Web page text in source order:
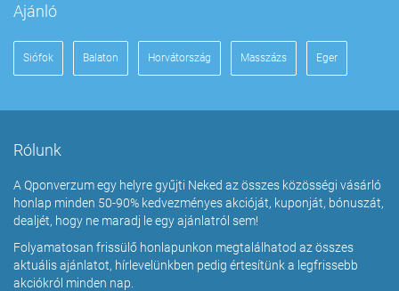
Ajánló
Siófok Balaton Horvátország Masszázs Eger
Rólunk
A Qponverzum egy helyre gyűjti Neked az összes közösségi vásárló
honlap minden 50-90% kedvezményes akcióját, kuponját, bónuszát,
dealjét, hogy ne maradj le egy ajánlatról sem!
Folyamatosan frissülő honlapunkon megtalálhatod az összes
aktuális ajánlatot, hírlevelünkben pedig értesítünk a legfrissebb
akciókról minden nap.